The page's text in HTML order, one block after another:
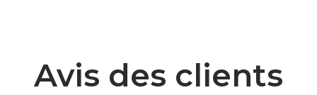
Avis des clients